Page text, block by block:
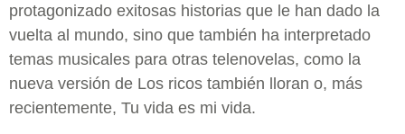
protagonizado exitosas historias que le han dado la
vuelta al mundo, sino que también ha interpretado
temas musicales para otras telenovelas, como la
nueva versión de Los ricos también lloran o, más
recientemente, Tu vida es mi vida.